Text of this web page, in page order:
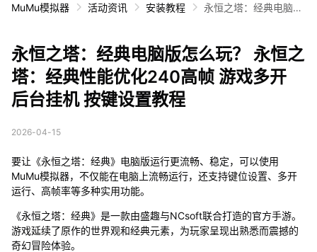
MuMu模拟器 活动资讯 安装教程
永恒之塔：经典电脑版
戏多开 后台挂机 按键
设置教程
永恒之塔：经典电脑版怎么玩？ 永恒之
塔：经典性能优化240高帧 游戏多开
后台挂机 按键设置教程
2026-04-15
要让《永恒之塔：经典》电脑版运行更流畅、稳定，可以使用
MuMu模拟器，不仅能在电脑上流畅运行，还支持键位设置、多开
运行、高帧率等多种实用功能。
《永恒之塔：经典》是一款由盛趣与NCsoft联合打造的官方手游。
游戏延续了原作的世界观和经典元素，为玩家呈现出熟悉而震撼的
奇幻冒险体验。